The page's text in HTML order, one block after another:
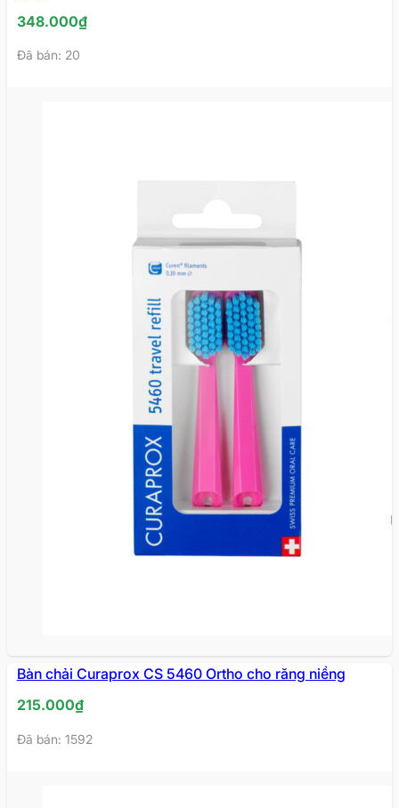
348.000₫
Đã bán: 20
Bàn chải Curaprox CS 5460 Ortho cho răng niềng
215.000₫
Đã bán: 1592